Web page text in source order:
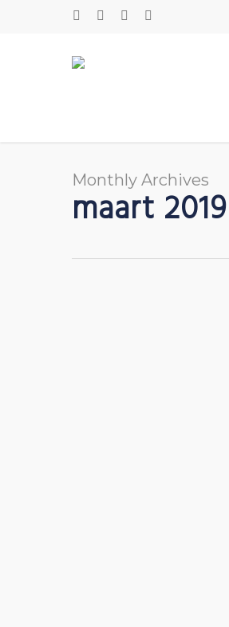
Monthly Archives
maart 2019